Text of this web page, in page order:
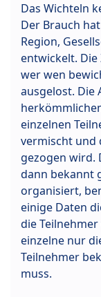
Das Wichteln
Der Brauch
Region,
entwickelt.
wer wen
ausgelost. Die
einzelnen
vermischt und
gezogen wird.
dann bekannt
organisiert,
einige Daten
die
einzelne nur
Teilnehmer
muss.